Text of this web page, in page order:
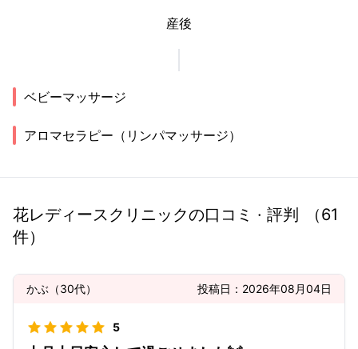
産後
ベビーマッサージ
アロマセラピー（リンパマッサージ）
花レディースクリニックの口コミ · 評判 （61
件）
かぶ （30代） 投稿日： 2026年08月04日
5